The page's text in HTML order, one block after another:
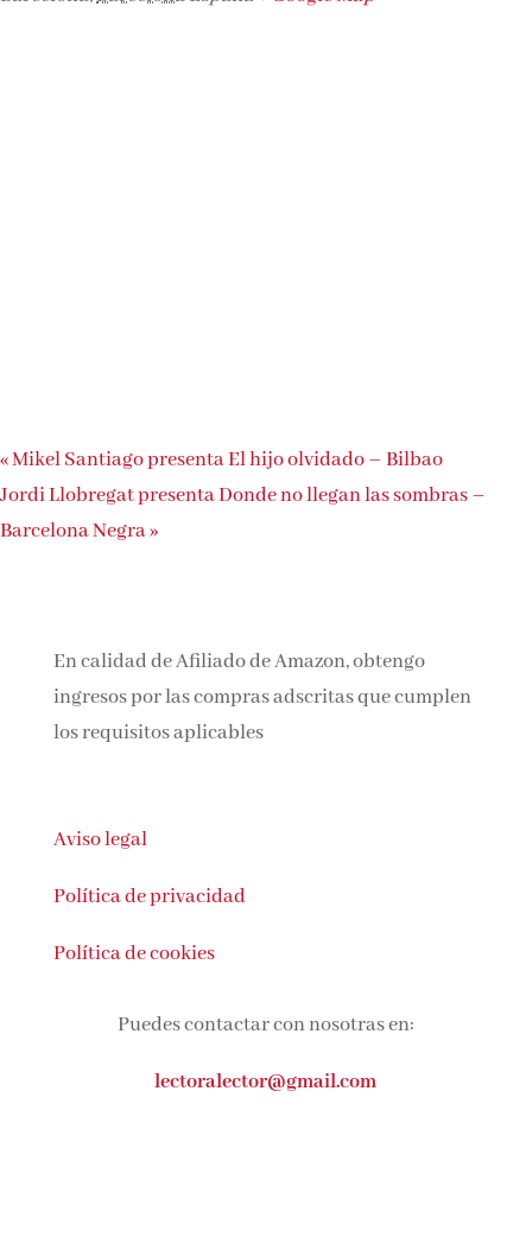
«Mikel Santiago presenta El hijo olvidado – Bilbao
Jordi Llobregat presenta Donde no llegan las sombras –
Barcelona Negra»
En calidad de Afiliado de Amazon, obtengo
ingresos por las compras adscritas que cumplen
los requisitos aplicables
Aviso legal
Política de privacidad
Política de cookies
Puedes contactar con nosotras en:
lectoralector@gmail.com